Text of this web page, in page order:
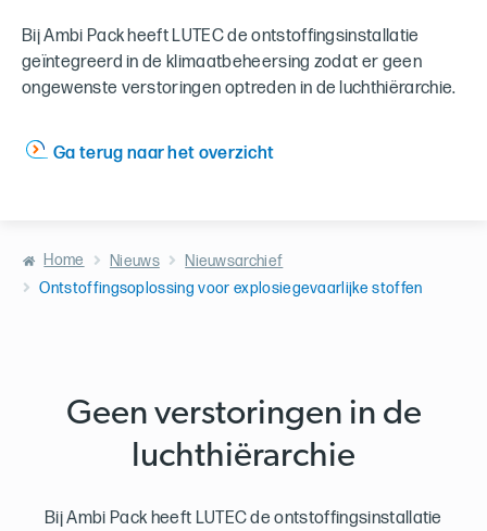
Bij Ambi Pack heeft LUTEC de ontstoffingsinstallatie
geïntegreerd in de klimaatbeheersing zodat er geen
ongewenste verstoringen optreden in de luchthiërarchie.
Ga terug naar het overzicht
Home Nieuws
Nieuwsarchief
Ontstoffingsoplossing voor explosiegevaarlijke stoffen
Geen verstoringen in de
luchthiërarchie
Bij Ambi Pack heeft LUTEC de ontstoffingsinstallatie